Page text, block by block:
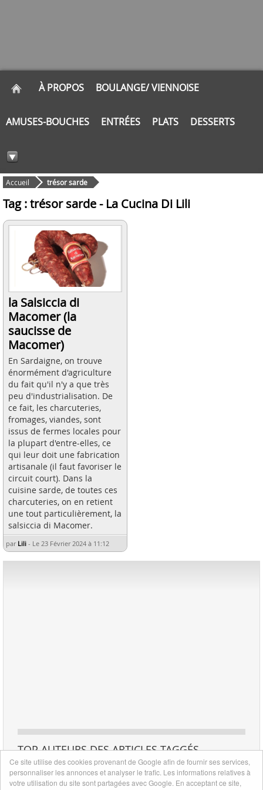
À PROPOS BOULANGE/ VIENNOISE
AMUSES-BOUCHES ENTRÉES PLATS DESSERTS
Accueil trésor sarde
Tag : trésor sarde - La Cucina Di Lili
la Salsiccia di
Macomer (la
saucisse de
Macomer)
En Sardaigne, on trouve
énormément d'agriculture
du fait qu'il n'y a que très
peu d'industrialisation. De
ce fait, les charcuteries,
fromages, viandes, sont
issus de fermes locales pour
la plupart d'entre-elles, ce
qui leur doit une fabrication
artisanale (il faut favoriser le
circuit court). Dans la
cuisine sarde, de toutes ces
charcuteries, on en retient
une tout particulièrement, la
salsiccia di Macomer.
par Lili - Le 23 Février 2024 à 11:12
TOP AUTEURS DES ARTICLES TAGGÉS
1 Lili 1
article
Ce site utilise des cookies provenant de Google afin de fournir ses services,
personnaliser les annonces et analyser le trafic. Les informations relatives à
votre utilisation du site sont partagées avec Google. En acceptant ce site,